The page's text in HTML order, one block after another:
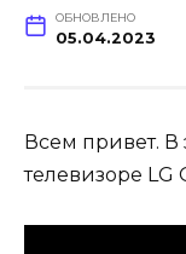
ОБНОВЛЕНО
05.04.2023
Всем привет. В
телевизоре LG